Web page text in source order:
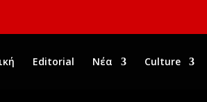
Editorial Νέα Culture